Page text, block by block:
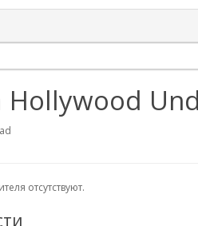
Hollywood
отсутствуют.